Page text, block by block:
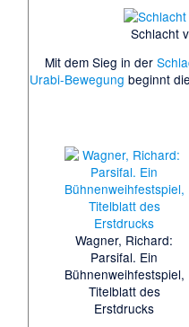
Schlacht
Mit dem Sieg in der
Urabi-Bewegung beginnt
Wagner, Richard:
Parsifal. Ein
Bühnenweihfestspiel,
Titelblatt des
Erstdrucks